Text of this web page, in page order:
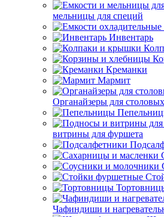
мельницы для специй
Инвентарь
Креманки
Мармит
Органайзеры для
витрины для фуршета
Чафиндиши и